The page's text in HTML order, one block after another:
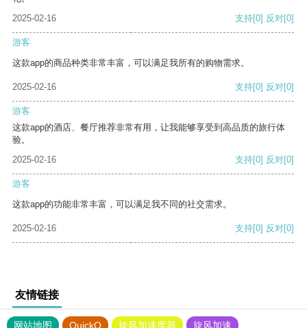
2025-02-16
支持[0] 反对[0]
游客
这款app的商品种类非常丰富，可以满足我所有的购物需求。
2025-02-16 支持[0] 反对[0]
游客
这款app的酒店、餐厅推荐非常有用，让我能够享受到高品质的旅行体
验。
2025-02-16
支持[0] 反对[0]
游客
这款app的功能非常丰富，可以满足我不同的社交需求。
2025-02-16 支持[0] 反对[0]
友情链接
网站地图 QuickQ 旋风加速度器 旋风加速